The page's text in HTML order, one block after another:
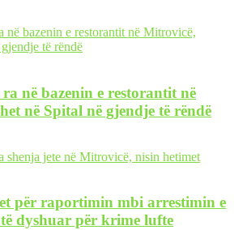
në bazenin e restorantit në
në Spital në gjendje të rëndë
për raportimin mbi arrestimin e
dyshuar për krime lufte